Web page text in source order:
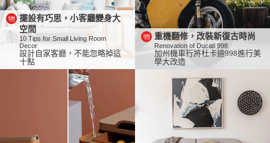
擺設有巧思，小客廳變身大
空間
10 Tips for Small Living Room
Decor
設計自家客廳，不能忽略掉這
十點
重機翻修，改裝新復古時尚
Renovation of Ducati 998
加州機車行將杜卡迪998進行美
學大改造